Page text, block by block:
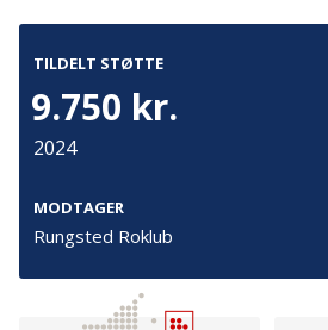
TILDELT STØTTE
9.750 kr.
2024
MODTAGER
Rungsted Roklub
Tilmeld nyhedsbrev
De seneste nyheder om TrygFondens
aktiviteter direkte i din indbakke.